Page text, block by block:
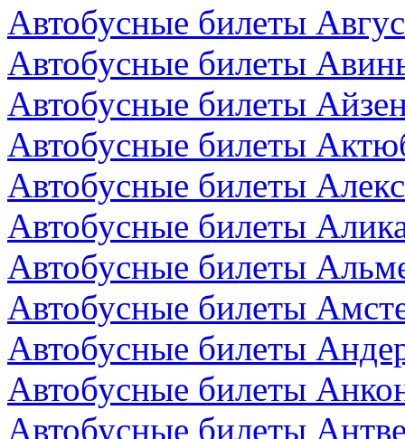
Автобусные билеты
Автобусные билеты
Автобусные билеты
Автобусные билеты
Автобусные билеты
Автобусные билеты
Автобусные билеты
Автобусные билеты
Автобусные билеты
Автобусные билеты
Автобусные билеты